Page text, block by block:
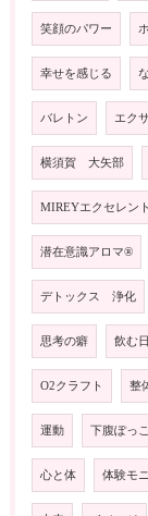
笑顔のパワー
幸せを感じる
バレトン エク
横須賀 大矢部
MIREYエクセレン
潜在意識アロマ®️
デトックス 浄化
思考の癖 飲む
O2クラフト 整
運動 下腹ぽっ
心と体 体験モ